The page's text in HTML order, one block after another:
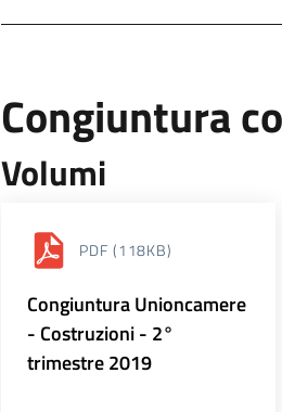
Congiuntura
Volumi
PDF (118KB)
Congiuntura Unioncamere
- Costruzioni - 2°
trimestre 2019